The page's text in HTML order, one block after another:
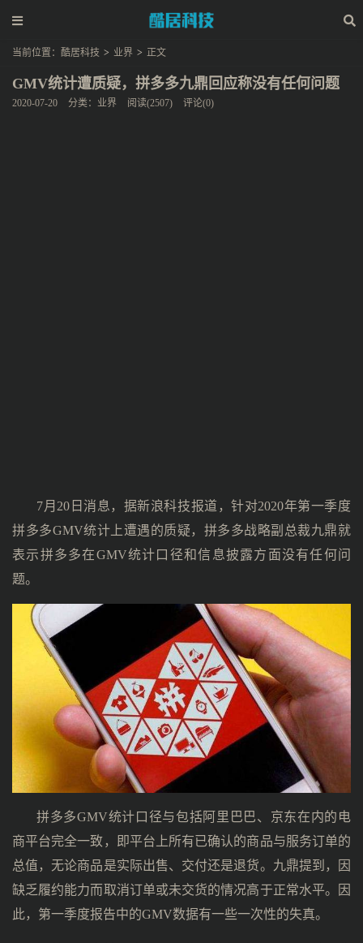
当前位置： 酷居科技 > 业界 > 正文
GMV统计遭质疑，拼多多九鼎回应称没有任何问题
2020-07-20 分类： 业界 阅读(2507) 评论(0)
7月20日消息，据新浪科技报道，针对2020年第一季度
拼多多GMV统计上遭遇的质疑，拼多多战略副总裁九鼎就
表示拼多多在GMV统计口径和信息披露方面没有任何问
题。
拼多多GMV统计口径与包括阿里巴巴、京东在内的电
商平台完全一致，即平台上所有已确认的商品与服务订单的
总值，无论商品是实际出售、交付还是退货。九鼎提到，因
缺乏履约能力而取消订单或未交货的情况高于正常水平。因
此，第一季度报告中的GMV数据有一些一次性的失真。